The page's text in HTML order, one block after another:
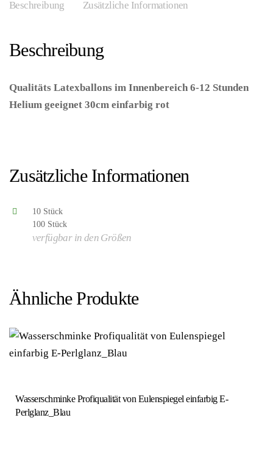
Beschreibung Zusätzliche Informationen
Beschreibung
Qualitäts Latexballons im Innenbereich 6-12 Stunden
Helium geeignet 30cm einfarbig rot
Zusätzliche Informationen
10 Stück
100 Stück
verfügbar in den Größen
Ähnliche Produkte
Wasserschminke Profiqualität von Eulenspiegel einfarbig E-
Perlglanz_Blau